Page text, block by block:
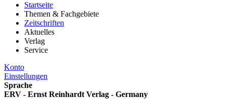
Startseite
Themen & Fachgebiete
Zeitschriften
Aktuelles
Verlag
Service
Konto
Einstellungen
Sprache
ERV - Ernst Reinhardt Verlag - Germany